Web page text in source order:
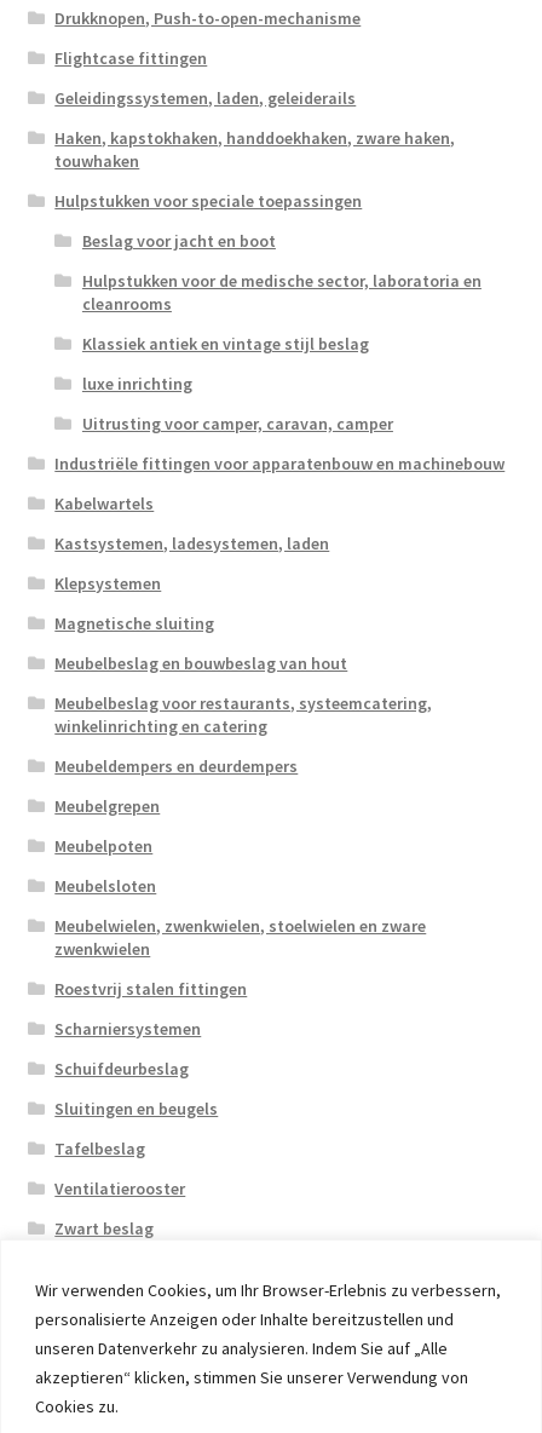
Wir verwenden Cookies, um Ihr Browser-Erlebnis zu verbessern,
personalisierte Anzeigen oder Inhalte bereitzustellen und
unseren Datenverkehr zu analysieren. Indem Sie auf „Alle
akzeptieren“ klicken, stimmen Sie unserer Verwendung von
Cookies zu.
Drukknopen, Push-to-open-mechanisme
Flightcase fittingen
Geleidingssystemen, laden, geleiderails
Haken, kapstokhaken, handdoekhaken, zware haken,
touwhaken
Hulpstukken voor speciale toepassingen
Beslag voor jacht en boot
Hulpstukken voor de medische sector, laboratoria en
cleanrooms
Klassiek antiek en vintage stijl beslag
luxe inrichting
Uitrusting voor camper, caravan, camper
Industriële fittingen voor apparatenbouw en machinebouw
Kabelwartels
Kastsystemen, ladesystemen, laden
Klepsystemen
Magnetische sluiting
Meubelbeslag en bouwbeslag van hout
Meubelbeslag voor restaurants, systeemcatering,
winkelinrichting en catering
Meubeldempers en deurdempers
Meubelgrepen
Meubelpoten
Meubelsloten
Meubelwielen, zwenkwielen, stoelwielen en zware
zwenkwielen
Roestvrij stalen fittingen
Scharniersystemen
Schuifdeurbeslag
Sluitingen en beugels
Tafelbeslag
Ventilatierooster
Zwart beslag
© 2026 Eruon Trade UG, Germany, member of the ERUON